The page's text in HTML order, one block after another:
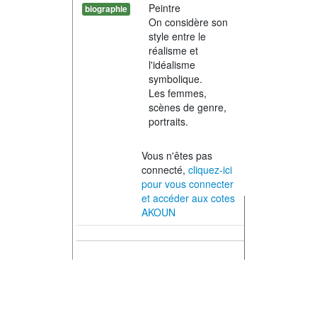
biographie
Peintre
On considère son
style entre le
réalisme et
l'idéalisme
symbolique.
Les femmes,
scènes de genre,
portraits.
Vous n'êtes pas
connecté, cliquez-ici
pour vous connecter
et accéder aux cotes
AKOUN